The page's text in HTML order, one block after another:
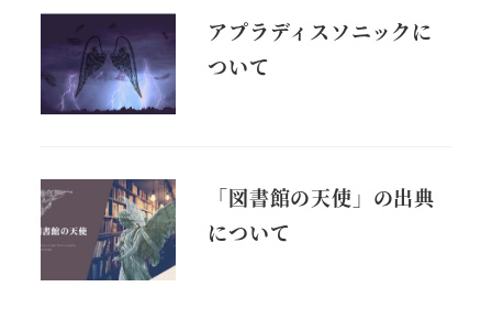
アプラディスソニックに
ついて
「図書館の天使」の出典
について